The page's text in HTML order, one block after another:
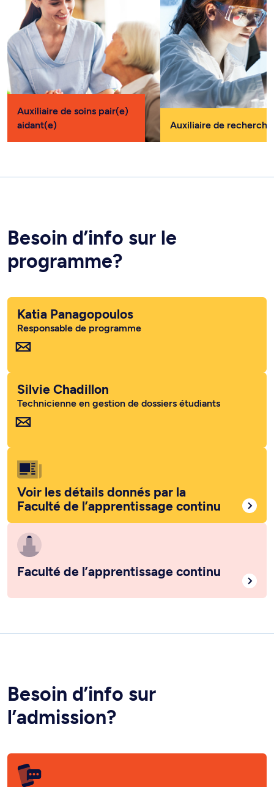
Auxiliaire de soins pair(e)
aidant(e)
Auxiliaire de recherche
Besoin d’info sur le
programme?
Katia Panagopoulos
Responsable de programme
Silvie Chadillon
Technicienne en gestion de dossiers étudiants
Voir les détails donnés par la
Faculté de l’apprentissage continu
Faculté de l’apprentissage continu
Besoin d’info sur
l’admission?